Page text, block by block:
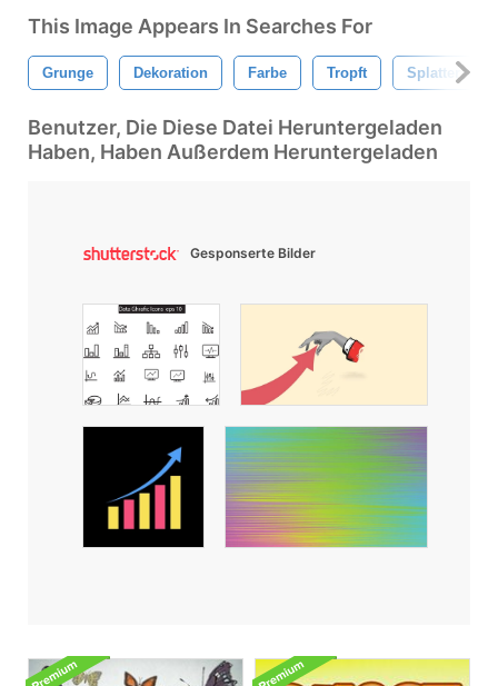
This Image Appears In Searches For
Grunge Dekoration Farbe Tropft Splatter
Benutzer, Die Diese Datei Heruntergeladen
Haben, Haben Außerdem Heruntergeladen
Gesponserte Bilder